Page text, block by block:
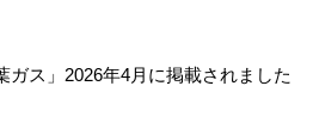
ガス」2026年4月に掲載されました